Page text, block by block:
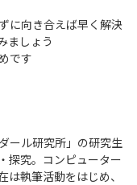
に向き合えば早く解決
ましょう
です
ール研究所」の研究生
探究。コンピューター
は執筆活動をはじめ、